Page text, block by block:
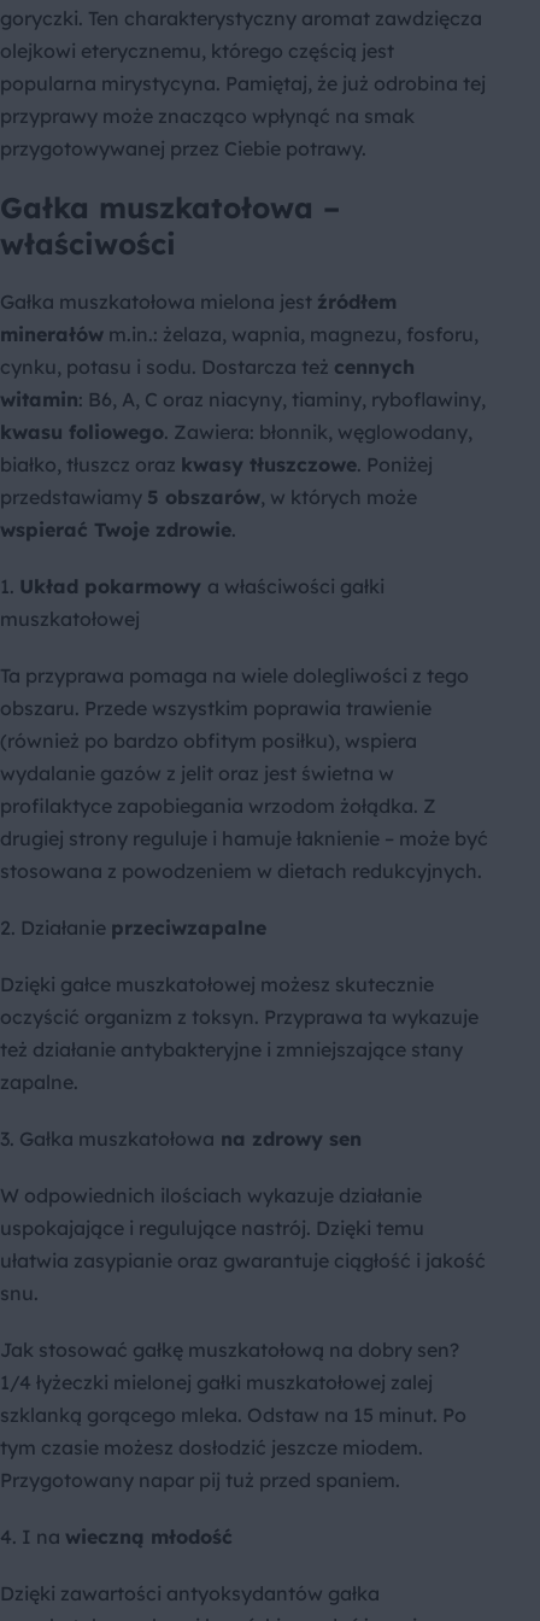
goryczki. Ten charakterystyczny aromat zawdzięcza
olejkowi eterycznemu, którego częścią jest
popularna mirystycyna. Pamiętaj, że już odrobina tej
przyprawy może znacząco wpłynąć na smak
przygotowywanej przez Ciebie potrawy.
Gałka muszkatołowa –
właściwości
Gałka muszkatołowa mielona jest źródłem
minerałów m.in.: żelaza, wapnia, magnezu, fosforu,
cynku, potasu i sodu. Dostarcza też cennych
witamin: B6, A, C oraz niacyny, tiaminy, ryboflawiny,
kwasu foliowego. Zawiera: błonnik, węglowodany,
białko, tłuszcz oraz kwasy tłuszczowe. Poniżej
przedstawiamy 5 obszarów, w których może
wspierać Twoje zdrowie.
1. Układ pokarmowy a właściwości gałki
muszkatołowej
Ta przyprawa pomaga na wiele dolegliwości z tego
obszaru. Przede wszystkim poprawia trawienie
(również po bardzo obfitym posiłku), wspiera
wydalanie gazów z jelit oraz jest świetna w
profilaktyce zapobiegania wrzodom żołądka. Z
drugiej strony reguluje i hamuje łaknienie – może być
stosowana z powodzeniem w dietach redukcyjnych.
2. Działanie przeciwzapalne
Dzięki gałce muszkatołowej możesz skutecznie
oczyścić organizm z toksyn. Przyprawa ta wykazuje
też działanie antybakteryjne i zmniejszające stany
zapalne.
3. Gałka muszkatołowa na zdrowy sen
W odpowiednich ilościach wykazuje działanie
uspokajające i regulujące nastrój. Dzięki temu
ułatwia zasypianie oraz gwarantuje ciągłość i jakość
snu.
Jak stosować gałkę muszkatołową na dobry sen?
1/4 łyżeczki mielonej gałki muszkatołowej zalej
szklanką gorącego mleka. Odstaw na 15 minut. Po
tym czasie możesz dosłodzić jeszcze miodem.
Przygotowany napar pij tuż przed spaniem.
4. I na wieczną młodość
Dzięki zawartości antyoksydantów gałka